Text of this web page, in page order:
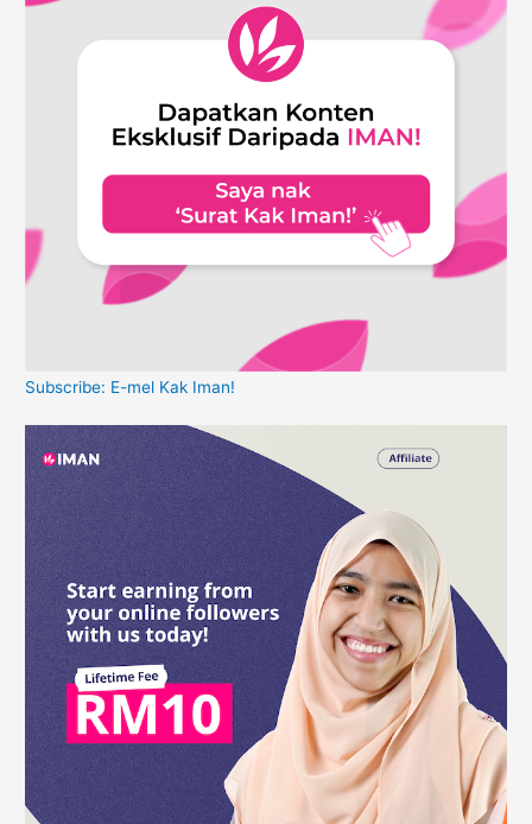
Subscribe: E-mel Kak Iman!